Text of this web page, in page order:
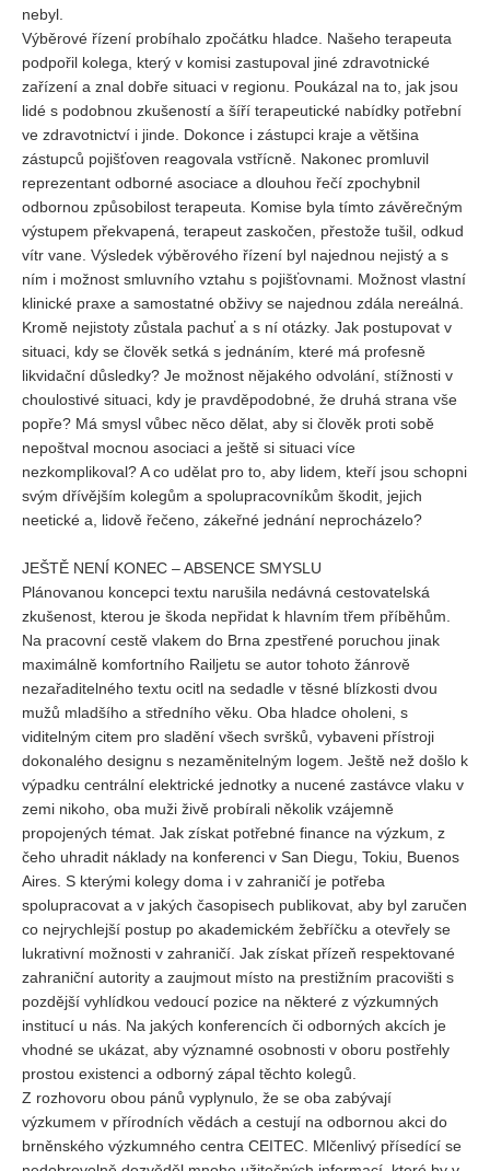
nebyl.
Výběrové řízení probíhalo zpočátku hladce. Našeho terapeuta
podpořil kolega, který v komisi zastupoval jiné zdravotnické
zařízení a znal dobře situaci v regionu. Poukázal na to, jak jsou
lidé s podobnou zkušeností a šíří terapeutické nabídky potřební
ve zdravotnictví i jinde. Dokonce i zástupci kraje a většina
zástupců pojišťoven reagovala vstřícně. Nakonec promluvil
reprezentant odborné asociace a dlouhou řečí zpochybnil
odbornou způsobilost terapeuta. Komise byla tímto závěrečným
výstupem překvapená, terapeut zaskočen, přestože tušil, odkud
vítr vane. Výsledek výběrového řízení byl najednou nejistý a s
ním i možnost smluvního vztahu s pojišťovnami. Možnost vlastní
klinické praxe a samostatné obživy se najednou zdála nereálná.
Kromě nejistoty zůstala pachuť a s ní otázky. Jak postupovat v
situaci, kdy se člověk setká s jednáním, které má profesně
likvidační důsledky? Je možnost nějakého odvolání, stížnosti v
choulostivé situaci, kdy je pravděpodobné, že druhá strana vše
popře? Má smysl vůbec něco dělat, aby si člověk proti sobě
nepoštval mocnou asociaci a ještě si situaci více
nezkomplikoval? A co udělat pro to, aby lidem, kteří jsou schopni
svým dřívějším kolegům a spolupracovníkům škodit, jejich
neetické a, lidově řečeno, zákeřné jednání neprocházelo?
JEŠTĚ NENÍ KONEC – ABSENCE SMYSLU
Plánovanou koncepci textu narušila nedávná cestovatelská
zkušenost, kterou je škoda nepřidat k hlavním třem příběhům.
Na pracovní cestě vlakem do Brna zpestřené poruchou jinak
maximálně komfortního Railjetu se autor tohoto žánrově
nezařaditelného textu ocitl na sedadle v těsné blízkosti dvou
mužů mladšího a středního věku. Oba hladce oholeni, s
viditelným citem pro sladění všech svršků, vybaveni přístroji
dokonalého designu s nezaměnitelným logem. Ještě než došlo k
výpadku centrální elektrické jednotky a nucené zastávce vlaku v
zemi nikoho, oba muži živě probírali několik vzájemně
propojených témat. Jak získat potřebné finance na výzkum, z
čeho uhradit náklady na konferenci v San Diegu, Tokiu, Buenos
Aires. S kterými kolegy doma i v zahraničí je potřeba
spolupracovat a v jakých časopisech publikovat, aby byl zaručen
co nejrychlejší postup po akademickém žebříčku a otevřely se
lukrativní možnosti v zahraničí. Jak získat přízeň respektované
zahraniční autority a zaujmout místo na prestižním pracovišti s
pozdější vyhlídkou vedoucí pozice na některé z výzkumných
institucí u nás. Na jakých konferencích či odborných akcích je
vhodné se ukázat, aby významné osobnosti v oboru postřehly
prostou existenci a odborný zápal těchto kolegů.
Z rozhovoru obou pánů vyplynulo, že se oba zabývají
výzkumem v přírodních vědách a cestují na odbornou akci do
brněnského výzkumného centra CEITEC. Mlčenlivý přísedící se